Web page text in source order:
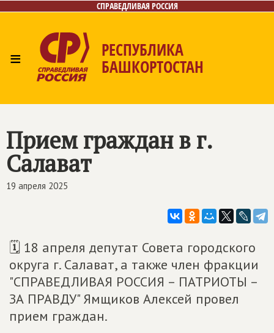
СПРАВЕДЛИВАЯ РОССИЯ
≡ РЕСПУБЛИКА
БАШКОРТОСТАН
Прием граждан в г.
Салават
19 апреля 2025
🗓 18 апреля депутат Совета городского
округа г. Салават, а также член фракции
"СПРАВЕДЛИВАЯ РОССИЯ – ПАТРИОТЫ –
ЗА ПРАВДУ" Ямщиков Алексей провел
прием граждан.